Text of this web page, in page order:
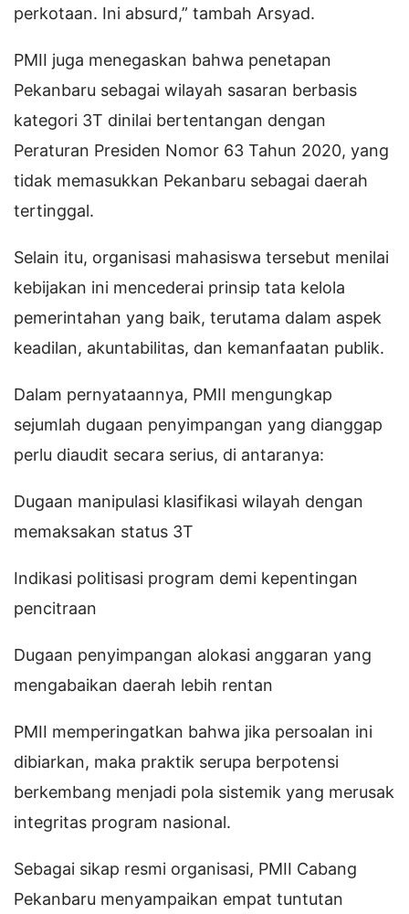
perkotaan. Ini absurd,” tambah Arsyad.
PMII juga menegaskan bahwa penetapan
Pekanbaru sebagai wilayah sasaran berbasis
kategori 3T dinilai bertentangan dengan
Peraturan Presiden Nomor 63 Tahun 2020, yang
tidak memasukkan Pekanbaru sebagai daerah
tertinggal.
Selain itu, organisasi mahasiswa tersebut menilai
kebijakan ini mencederai prinsip tata kelola
pemerintahan yang baik, terutama dalam aspek
keadilan, akuntabilitas, dan kemanfaatan publik.
Dalam pernyataannya, PMII mengungkap
sejumlah dugaan penyimpangan yang dianggap
perlu diaudit secara serius, di antaranya:
Dugaan manipulasi klasifikasi wilayah dengan
memaksakan status 3T
Indikasi politisasi program demi kepentingan
pencitraan
Dugaan penyimpangan alokasi anggaran yang
mengabaikan daerah lebih rentan
PMII memperingatkan bahwa jika persoalan ini
dibiarkan, maka praktik serupa berpotensi
berkembang menjadi pola sistemik yang merusak
integritas program nasional.
Sebagai sikap resmi organisasi, PMII Cabang
Pekanbaru menyampaikan empat tuntutan